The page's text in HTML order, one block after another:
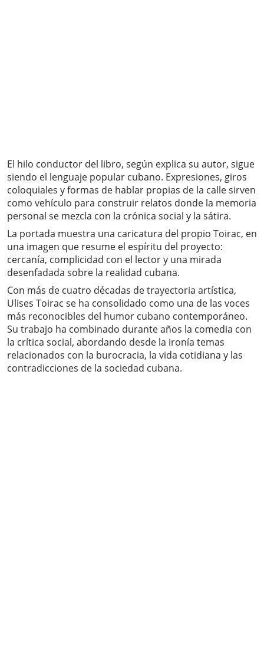
El hilo conductor del libro, según explica su autor, sigue
siendo el lenguaje popular cubano. Expresiones, giros
coloquiales y formas de hablar propias de la calle sirven
como vehículo para construir relatos donde la memoria
personal se mezcla con la crónica social y la sátira.
La portada muestra una caricatura del propio Toirac, en
una imagen que resume el espíritu del proyecto:
cercanía, complicidad con el lector y una mirada
desenfadada sobre la realidad cubana.
Con más de cuatro décadas de trayectoria artística,
Ulises Toirac se ha consolidado como una de las voces
más reconocibles del humor cubano contemporáneo.
Su trabajo ha combinado durante años la comedia con
la crítica social, abordando desde la ironía temas
relacionados con la burocracia, la vida cotidiana y las
contradicciones de la sociedad cubana.